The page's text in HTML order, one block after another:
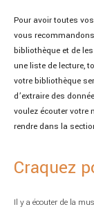
Pour avoir toutes
vous
bibliothèque et de
une liste de lecture,
votre bibliothèque
d’extraire des
voulez écouter votre
rendre dans la
Craquez
Il y a écouter de la